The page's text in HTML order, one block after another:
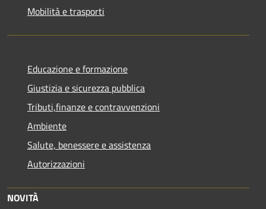
Mobilità e trasporti
Educazione e formazione
Giustizia e sicurezza pubblica
Tributi,finanze e contravvenzioni
Ambiente
Salute, benessere e assistenza
Autorizzazioni
NOVITÀ